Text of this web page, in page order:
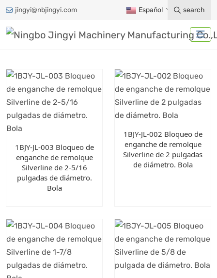
jingyi@nbjingyi.com Español search
1BJY-JL-003 Bloqueo de
enganche de remolque
Silverline de 2-5/16
pulgadas de diámetro.
Bola
1BJY-JL-002 Bloqueo de
enganche de remolque
Silverline de 2 pulgadas
de diámetro. Bola